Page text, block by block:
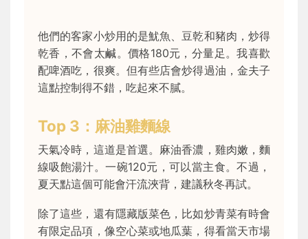
他們的客家小炒用的是魷魚、豆乾和豬肉，炒得
乾香，不會太鹹。價格180元，分量足。我喜歡
配啤酒吃，很爽。但有些店會炒得過油，金夫子
這點控制得不錯，吃起來不膩。
Top 3：麻油雞麵線
天氣冷時，這道是首選。麻油香濃，雞肉嫩，麵
線吸飽湯汁。一碗120元，可以當主食。不過，
夏天點這個可能會汗流浹背，建議秋冬再試。
除了這些，還有隱藏版菜色，比如炒青菜有時會
有限定品項，像空心菜或地瓜葉，得看當天市場